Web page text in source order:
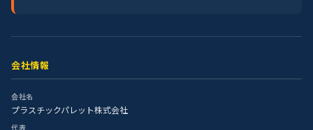
会社情報
会社名
プラスチックパレット株式会社
代表